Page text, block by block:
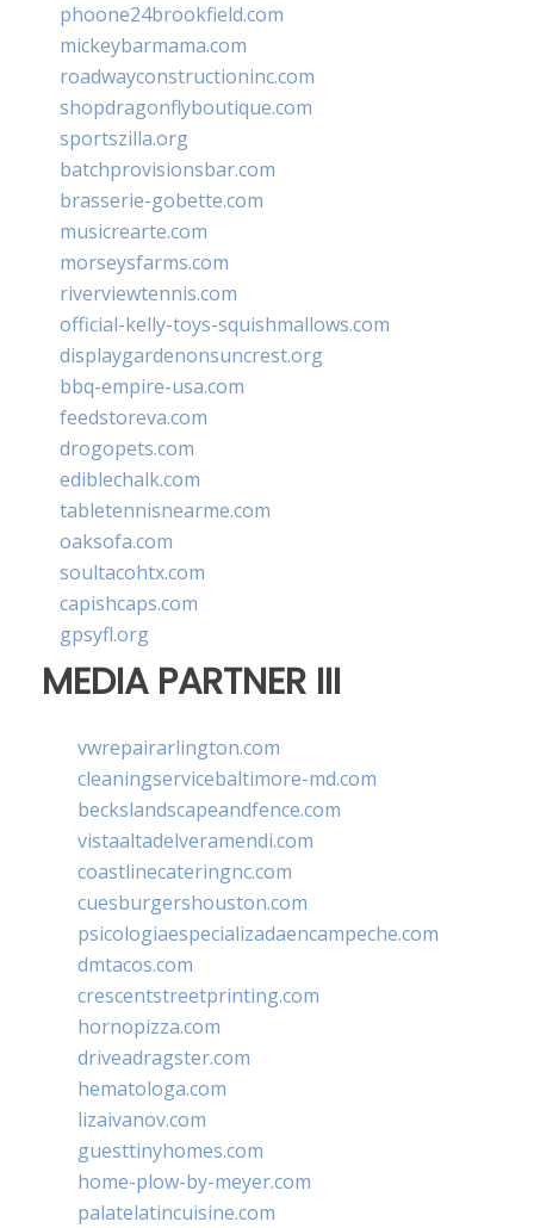
phoone24brookfield.com
mickeybarmama.com
roadwayconstructioninc.com
shopdragonflyboutique.com
sportszilla.org
batchprovisionsbar.com
brasserie-gobette.com
musicrearte.com
morseysfarms.com
riverviewtennis.com
official-kelly-toys-squishmallows.com
displaygardenonsuncrest.org
bbq-empire-usa.com
feedstoreva.com
drogopets.com
ediblechalk.com
tabletennisnearme.com
oaksofa.com
soultacohtx.com
capishcaps.com
gpsyfl.org
MEDIA PARTNER III
vwrepairarlington.com
cleaningservicebaltimore-md.com
beckslandscapeandfence.com
vistaaltadelveramendi.com
coastlinecateringnc.com
cuesburgershouston.com
psicologiaespecializadaencampeche.com
dmtacos.com
crescentstreetprinting.com
hornopizza.com
driveadragster.com
hematologa.com
lizaivanov.com
guesttinyhomes.com
home-plow-by-meyer.com
palatelatincuisine.com